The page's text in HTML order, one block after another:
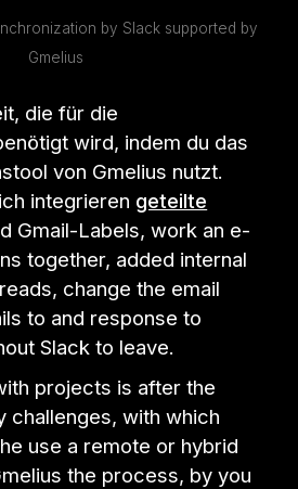
by Slack supported by
Gmelius
die für die
wird, indem du das
von Gmelius nutzt.
integrieren geteilte
Gmail-Labels, work an e-
together, added internal
change the email
to and response to
Slack to leave.
projects is after the
challenges, with which
use a remote or hybrid
the process, by you